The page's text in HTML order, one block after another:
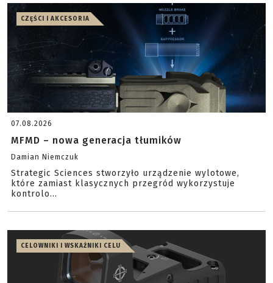
CZĘŚCI I AKCESORIA
07.08.2026
MFMD – nowa generacja tłumików
Damian Niemczuk
Strategic Sciences stworzyło urządzenie wylotowe,
które zamiast klasycznych przegród wykorzystuje
kontrolo...
CELOWNIKI I WSKAŹNIKI CELU